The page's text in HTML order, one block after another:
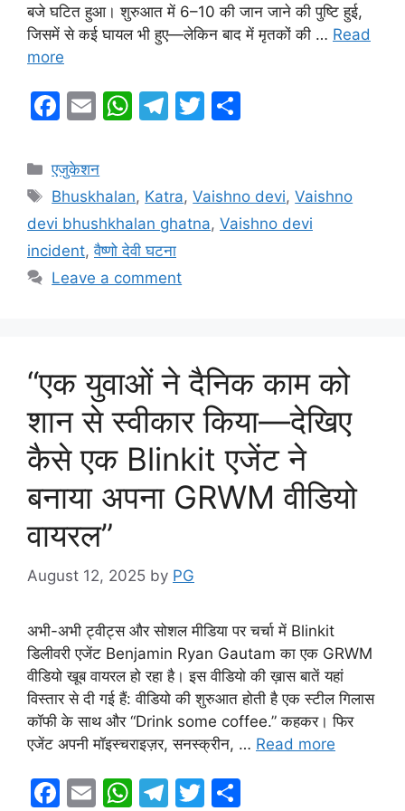
बजे घटित हुआ। शुरुआत में 6–10 की जान जाने की पुष्टि हुई,
जिसमें से कई घायल भी हुए—लेकिन बाद में मृतकों की … Read
more
F
c
e
b
o
o
E
ai
l
W
s
A
p
p
T
gr
a
m
T
er e
Categories
एजुकेशन
Tags
Bhuskhalan, Katra,Vaishno devi,Vaishno
devi bhushkhalan ghatna, Vaishno devi
incident,वैष्णो देवी घटना
Leave a comment
“एक युवाओं ने दैनिक काम को
शान से स्वीकार किया—देखिए
कैसे एक Blinkit एजेंट ने
बनाया अपना GRWM वीडियो
वायरल”
August 12, 2025 by PG
अभी-अभी ट्वीट्स और सोशल मीडिया पर चर्चा में Blinkit
डिलीवरी एजेंट Benjamin Ryan Gautam का एक GRWM
वीडियो खूब वायरल हो रहा है। इस वीडियो की ख़ास बातें यहां
विस्तार से दी गई हैं: वीडियो की शुरुआत होती है एक स्टील गिलास
कॉफी के साथ और “Drink some coffee.” कहकर। फिर
एजेंट अपनी मॉइस्चराइज़र, सनस्क्रीन, … Read more
F
E
W T
T